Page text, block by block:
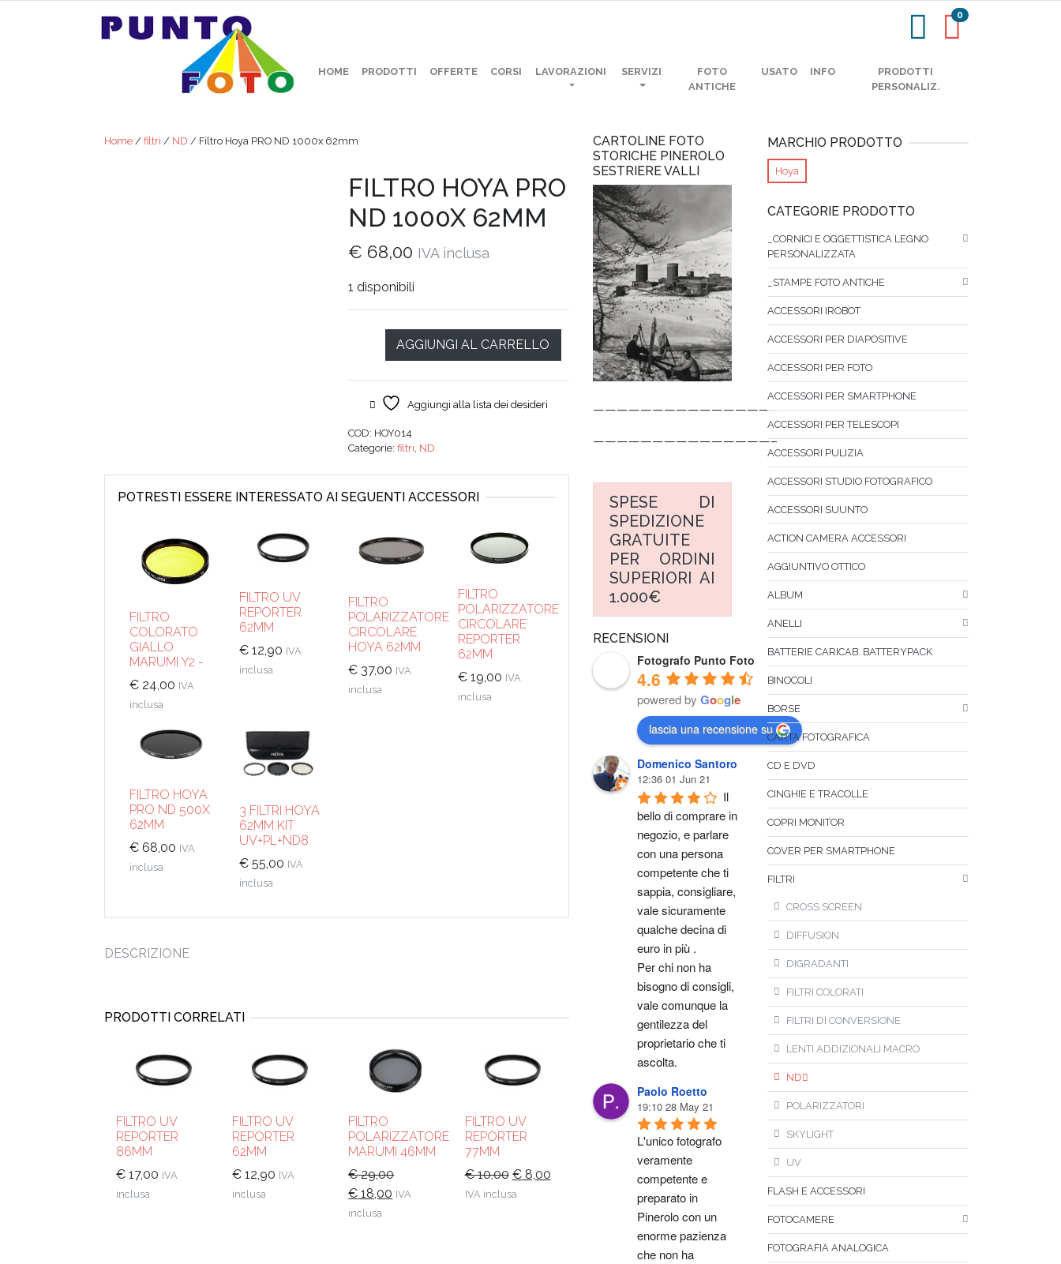
0
HOME PRODOTTI OFFERTE CORSI LAVORAZIONI SERVIZI
FOTO
ANTICHE
USATO INFO
PRODOTTI
PERSONALIZ.
Home / filtri / ND / Filtro Hoya PRO ND 1000x 62mm
FILTRO HOYA PRO
ND 1000X 62MM
€ 68,00 IVA inclusa
1 disponibili
AGGIUNGI AL CARRELLO
Aggiungi alla lista dei desideri
COD: HOY014
Categorie:filtri, ND
POTRESTI ESSERE INTERESSATO AI SEGUENTI ACCESSORI
FILTRO
COLORATO
GIALLO
MARUMI Y2 -
€ 24,00 IVA
inclusa
FILTRO UV
REPORTER
62MM
€12,90 IVA
inclusa
FILTRO
POLARIZZATORE
CIRCOLARE
HOYA 62MM
€ 37,00 IVA
inclusa
FILTRO
POLARIZZATORE
CIRCOLARE
REPORTER
62MM
€ 19,00 IVA
inclusa
FILTRO HOYA
PRO ND 500X
62MM
€ 68,00 IVA
inclusa
3 FILTRI HOYA
62MM KIT
UV+PL+ND8
€55,00 IVA
inclusa
DESCRIZIONE
PRODOTTI CORRELATI
FILTRO UV
REPORTER
86MM
€ 17,00 IVA
inclusa
FILTRO UV
REPORTER
62MM
€ 12,90 IVA
inclusa
FILTRO
POLARIZZATORE
MARUMI 46MM
€29,00
Il
prezzo
€ 18,00 IlIVA
inclusa
FILTRO UV
REPORTER
77MM
€10,00 Il
prezzo
€8,00Il
IVA inclusa
CARTOLINE FOTO
STORICHE PINEROLO
SESTRIERE VALLI
———————————————–
———————————————–
SPESE DI
SPEDIZIONE
GRATUITE
PER ORDINI
SUPERIORI AI
1.000€
RECENSIONI
Fotografo Punto Foto
4.6
powered by Google
lascia una recensione su
Domenico Santoro
12:36 01 Jun 21
Il
bello di comprare in
negozio, e parlare
con una persona
competente che ti
sappia, consigliare,
vale sicuramente
qualche decina di
euro in più .
Per chi non ha
bisogno di consigli,
vale comunque la
gentilezza del
proprietario che ti
ascolta.
Paolo Roetto
19:10 28 May 21
L'unico fotografo
veramente
competente e
preparato in
Pinerolo con un
enorme pazienza
che non ha
MARCHIO PRODOTTO
Hoya
CATEGORIE PRODOTTO
_CORNICI E OGGETTISTICA LEGNO
PERSONALIZZATA
_STAMPE FOTO ANTICHE
ACCESSORI IROBOT
ACCESSORI PER DIAPOSITIVE
ACCESSORI PER FOTO
ACCESSORI PER SMARTPHONE
ACCESSORI PER TELESCOPI
ACCESSORI PULIZIA
ACCESSORI STUDIO FOTOGRAFICO
ACCESSORI SUUNTO
ACTION CAMERA ACCESSORI
AGGIUNTIVO OTTICO
ALBUM
ANELLI
BATTERIE CARICAB. BATTERYPACK
BINOCOLI
BORSE
CARTA FOTOGRAFICA
CD E DVD
CINGHIE E TRACOLLE
COPRI MONITOR
COVER PER SMARTPHONE
FILTRI
CROSS SCREEN
DIFFUSION
DIGRADANTI
FILTRI COLORATI
FILTRI DI CONVERSIONE
LENTI ADDIZIONALI MACRO
ND
POLARIZZATORI
SKYLIGHT
UV
FLASH E ACCESSORI
FOTOCAMERE
FOTOGRAFIA ANALOGICA